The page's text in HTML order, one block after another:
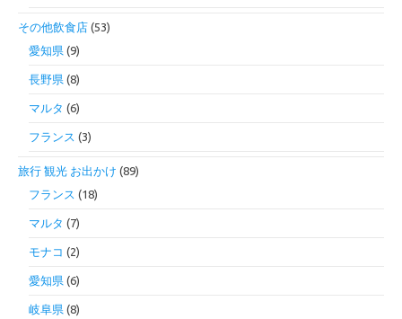
その他飲食店 (53)
愛知県 (9)
長野県 (8)
マルタ (6)
フランス (3)
旅行 観光 お出かけ (89)
フランス (18)
マルタ (7)
モナコ (2)
愛知県 (6)
岐阜県 (8)